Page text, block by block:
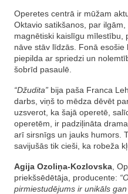
Operetes centrā ir mūžam
Oktavio satikšanos, par
magnētiski kaislīgu mīlestību,
nāve stāv līdzās. Fonā
piepilda ar spriedzi un
šobrīd pasaulē.
“Džudita” bija paša Franca
darbs, viņš to mēdza dēvēt
uzsverot, ka šajā operetē,
operetēm, ir padziļināta
arī sirsnīgs un jauks humors.
savijušās tik cieši, ka robeža
Agija Ozoliņa-Kozlovska ,
priekšsēdētāja, producente:
pirmiestudējums ir unikāls